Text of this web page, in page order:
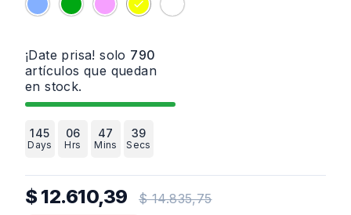
¡Date prisa! solo 790
artículos que quedan
en stock.
145
Days
06
Hrs
47
Mins
38
Secs
$ 12.610,39 $ 14.835,75